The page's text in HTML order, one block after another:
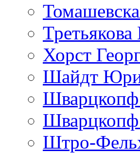
Хорст
Шайдт
Шварцкопф
Штро-